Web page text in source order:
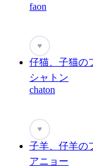
faon
♥
仔猫、子猫の
シャトン
chaton
♥
子羊、仔羊の
アニョー